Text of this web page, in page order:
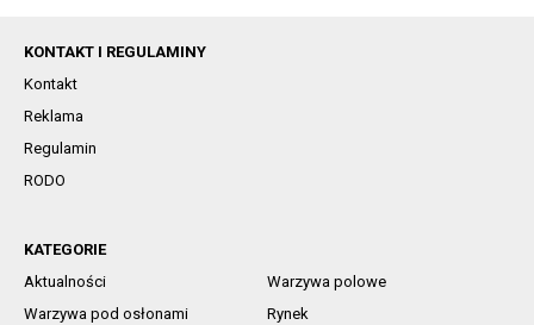
KONTAKT I REGULAMINY
Kontakt
Reklama
Regulamin
RODO
KATEGORIE
Aktualności
Warzywa polowe
Warzywa pod osłonami
Rynek